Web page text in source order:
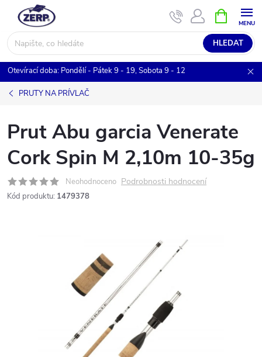
obsah
HLEDAT
NÁKUPNÍ
KOŠÍK
Otevírací doba: Pondělí - Pátek 9 - 19, Sobota 9 - 12
PRUTY NA PRÍVLAČ
Prut Abu garcia Venerate
Cork Spin M 2,10m 10-35g
Neohodnoceno Podrobnosti hodnocení
Kód produktu: 1479378